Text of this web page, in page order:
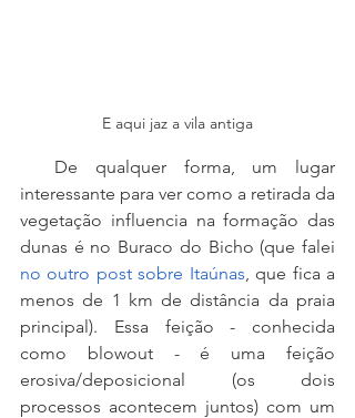
E aqui jaz a vila antiga
interessante para ver como a retirada da
vegetação influencia na formação das
no outro post sobre Itaúnas , que fica a
menos de 1 km de distância da praia
principal). Essa feição - conhecida
como blowout - é uma feição
erosiva/deposicional (os dois
processos acontecem juntos) com um